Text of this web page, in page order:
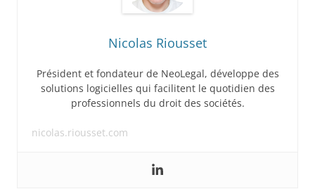
Nicolas Riousset
Président et fondateur de NeoLegal, développe des
solutions logicielles qui facilitent le quotidien des
professionnels du droit des sociétés.
nicolas.riousset.com